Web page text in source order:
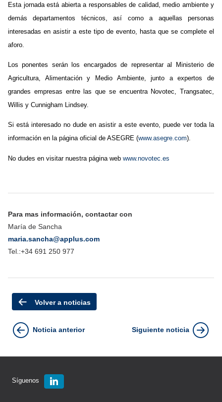
Esta jornada está abierta a responsables de calidad, medio ambiente y
demás departamentos técnicos, así como a aquellas personas
interesadas en asistir a este tipo de evento, hasta que se complete el
aforo.
Los ponentes serán los encargados de representar al Ministerio de
Agricultura, Alimentación y Medio Ambiente, junto a expertos de
grandes empresas entre las que se encuentra Novotec, Trangsatec,
Willis y Cunnigham Lindsey.
Si está interesado no dude en asistir a este evento, puede ver toda la
información en la página oficial de ASEGRE (www.asegre.com).
No dudes en visitar nuestra página web www.novotec.es
Para mas información, contactar con
María de Sancha
maria.sancha@applus.com
Tel.:+34 691 250 977
Volver a noticias
Noticia anterior Siguiente noticia
Síguenos